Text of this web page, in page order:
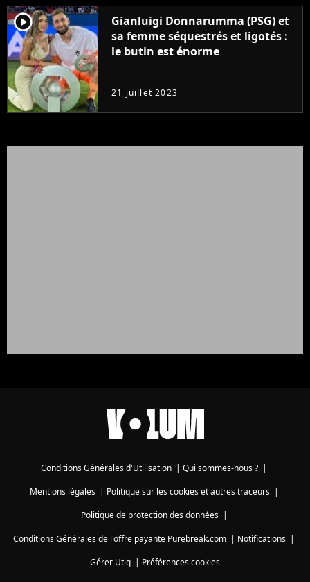
player2
Gianluigi Donnarumma (PSG) et
sa femme séquestrés et ligotés :
le butin est énorme
21 juillet 2023
Conditions Générales d'Utilisation Qui sommes-nous ?
Mentions légales| Politique sur les cookies et autres traceurs|
Politique de protection des données|
Conditions Générales de l'offre payante Purebreak.com
Notifications
Gérer Utiq
Préférences cookies